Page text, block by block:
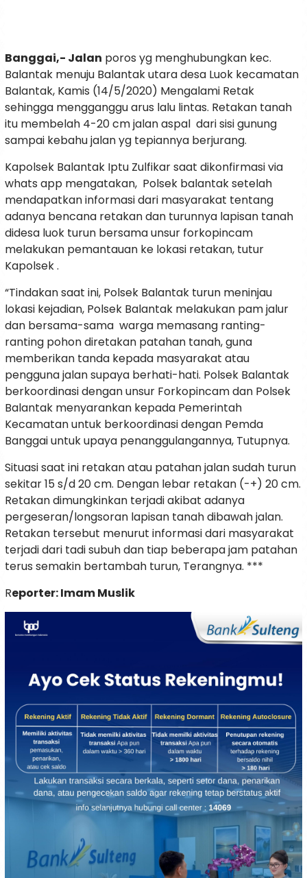
Banggai,- Jalan poros yg menghubungkan kec.
Balantak menuju Balantak utara desa Luok kecamatan
Balantak, Kamis (14/5/2020) Mengalami Retak
sehingga mengganggu arus lalu lintas. Retakan tanah
itu membelah 4-20 cm jalan aspal dari sisi gunung
sampai kebahu jalan yg tepiannya berjurang.
Kapolsek Balantak Iptu Zulfikar saat dikonfirmasi via
whats app mengatakan, Polsek balantak setelah
mendapatkan informasi dari masyarakat tentang
adanya bencana retakan dan turunnya lapisan tanah
didesa luok turun bersama unsur forkopincam
melakukan pemantauan ke lokasi retakan, tutur
Kapolsek .
“Tindakan saat ini, Polsek Balantak turun meninjau
lokasi kejadian, Polsek Balantak melakukan pam jalur
dan bersama-sama warga memasang ranting-
ranting pohon diretakan patahan tanah, guna
memberikan tanda kepada masyarakat atau
pengguna jalan supaya berhati-hati. Polsek Balantak
berkoordinasi dengan unsur Forkopincam dan Polsek
Balantak menyarankan kepada Pemerintah
Kecamatan untuk berkoordinasi dengan Pemda
Banggai untuk upaya penanggulangannya, Tutupnya.
Situasi saat ini retakan atau patahan jalan sudah turun
sekitar 15 s/d 20 cm. Dengan lebar retakan (-+) 20 cm.
Retakan dimungkinkan terjadi akibat adanya
pergeseran/longsoran lapisan tanah dibawah jalan.
Retakan tersebut menurut informasi dari masyarakat
terjadi dari tadi subuh dan tiap beberapa jam patahan
terus semakin bertambah turun, Terangnya. ***
Reporter: Imam Muslik